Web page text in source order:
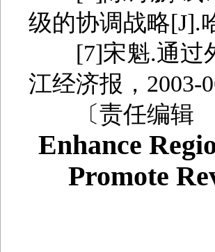
级的协调战略[J].
[7]宋魁.通过外
江经济报，2003-
〔责任编辑
Enhance
Promote